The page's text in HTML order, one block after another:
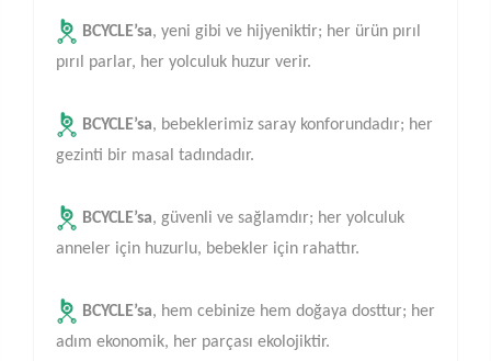
BCYCLE’sa, yeni gibi ve hijyeniktir; her ürün pırıl
pırıl parlar, her yolculuk huzur verir.
BCYCLE’sa, bebeklerimiz saray konforundadır; her
gezinti bir masal tadındadır.
BCYCLE’sa, güvenli ve sağlamdır; her yolculuk
anneler için huzurlu, bebekler için rahattır.
BCYCLE’sa, hem cebinize hem doğaya dosttur; her
adım ekonomik, her parçası ekolojiktir.